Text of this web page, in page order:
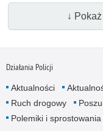
↓
Działania Policji
Aktualności
Ruch drogowy
Polemiki i sprostowania